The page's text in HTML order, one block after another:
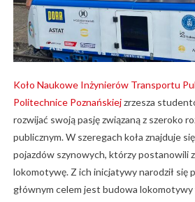
Koło Naukowe Inżynierów Transportu
Politechnice Poznańskiejzrzesza
rozwijać swoją pasję związaną z szeroko
publicznym. W szeregach koła znajduje
pojazdów szynowych, którzy postanowili
lokomotywę. Z ich inicjatywy narodził się
głównym celem jest budowa